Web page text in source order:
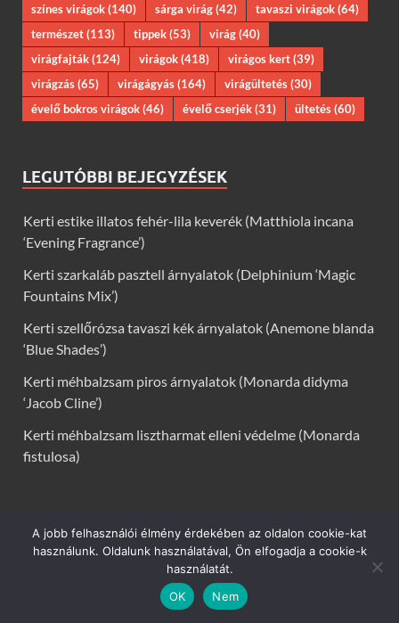
színes virágok(140) sárga virág(42) tavaszi virágok(64)
természet(113) tippek(53) virág(40)
virágfajták(124) virágok(418) virágos kert(39)
virágzás(65) virágágyás(164) virágültetés(30)
évelő bokros virágok(46) évelő cserjék(31) ültetés(60)
LEGUTÓBBI BEJEGYZÉSEK
Kerti estike illatos fehér-lila keverék (Matthiola incana
‘Evening Fragrance’)
Kerti szarkaláb pasztell árnyalatok (Delphinium ‘Magic
Fountains Mix’)
Kerti szellőrózsa tavaszi kék árnyalatok (Anemone blanda
‘Blue Shades’)
Kerti méhbalzsam piros árnyalatok (Monarda didyma
‘Jacob Cline’)
Kerti méhbalzsam lisztharmat elleni védelme (Monarda
fistulosa)
VIRÁGOK, VIRÁG INFÓK:
Kerti virágok
Virág infók: Virág, virágok, évelők, örökzöldek, talajtakarók,
A jobb felhasználói élmény érdekében az oldalon cookie-kat
használunk. Oldalunk használatával, Ön elfogadja a cookie-k
használatát.
OK
Nem